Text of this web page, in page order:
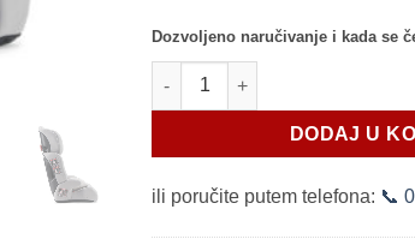
Dozvoljeno naručivanje i kada se
Auto sedište Kinderkraft
DODAJ U
ili poručite putem telefona: 📞